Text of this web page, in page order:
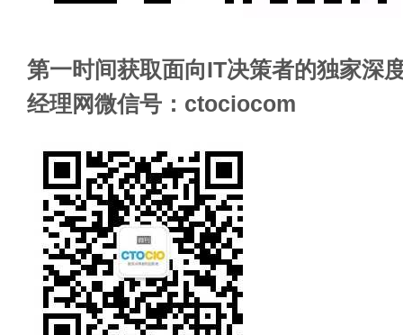
第一时间获取面向IT决策者的独家深
经理网微信号：ctociocom